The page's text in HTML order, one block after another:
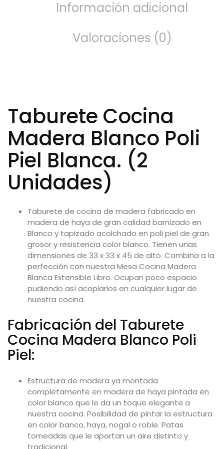
Información adicional
Valoraciones (0)
Taburete Cocina
Madera Blanco Poli
Piel Blanca. (2
Unidades)
Taburete de cocina de madera fabricado en
madera de haya de gran calidad barnizado en
Blanco y tapizado acolchado en poli piel de gran
grosor y resistencia color blanco. Tienen unas
dimensiones de 33 x 33 x 45 de alto. Combina a la
perfección con nuestra Mesa Cocina Madera
Blanca Extensible Libro. Ocupan poco espacio
pudiendo así acoplarlos en cualquier lugar de
nuestra cocina.
Fabricación del Taburete
Cocina Madera Blanco Poli
Piel:
Estructura de madera ya montada
completamente en madera de haya pintada en
color blanco que le da un toque elegante a
nuestra cocina. Posibilidad de pintar la estructura
en color banco, haya, nogal o roble. Patas
torneadas que le aportan un aire distinto y
tradicional.